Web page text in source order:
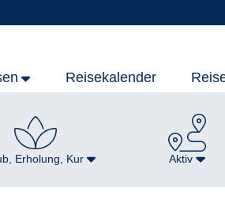
Reisekalender
Erholung, Kur Aktiv